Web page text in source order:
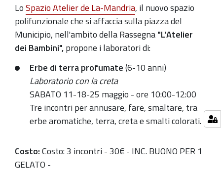
per
i
bambini
-
Fascia
di
anni
LoSpazio Atelier de La-Mandria, il nuovo spazio
polifunzionale che si affaccia sulla piazza del
Municipio, nell'ambito della Rassegna"L'Atelier
dei Bambini",propone i laboratori di:
Erbe di terra profumate(6-10 anni)
Laboratorio con la creta
SABATO 11-18-25 maggio - ore 10:00-12:00
Tre incontri per annusare, fare, smaltare, tra
erbe aromatiche, terra, creta e smalti colorati.
Costo:Costo: 3 incontri - 30€ - INC. BUONO PER 1
GELATO -